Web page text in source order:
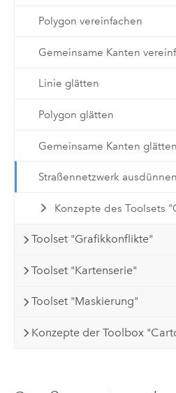
Polygon vereinfachen
Gemeinsame Kanten
Linie glätten
Polygon glätten
Gemeinsame Kanten glätten
Straßennetzwerk ausdünnen
Konzepte des Toolsets
Toolset "Grafikkonflikte"
Toolset "Kartenserie"
Toolset "Maskierung"
Konzepte der Toolbox